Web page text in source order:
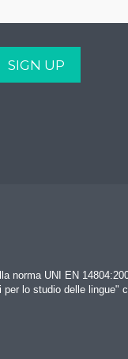
norma UNI EN
lo studio delle lingue"